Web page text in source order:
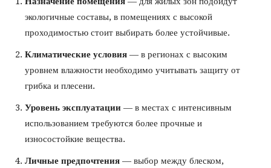
экологичные составы, в помещениях с высокой
проходимостью стоит выбирать более устойчивые.
Климатические условия — в регионах с высоким
уровнем влажности необходимо учитывать защиту от
грибка и плесени.
Уровень эксплуатации — в местах с интенсивным
использованием требуются более прочные и
износостойкие вещества.
Личные предпочтения — выбор между блеском,